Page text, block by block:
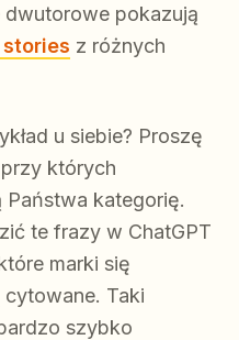
dwutorowe pokazują
z różnych
u siebie? Proszę
których
Państwa kategorię.
te frazy w ChatGPT
marki się
Taki
szybko